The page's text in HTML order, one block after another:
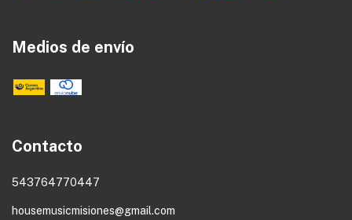
Medios de envío
Contacto
543764770447
housemusicmisiones@gmail.com